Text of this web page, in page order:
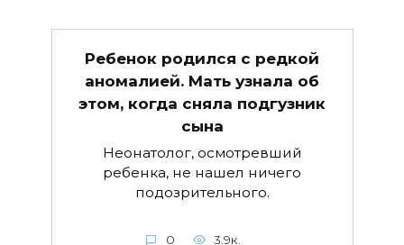
Ребенок родился с редкой
аномалией. Мать узнала об
этом, когда сняла подгузник
сына
Неонатолог, осмотревший
ребенка, не нашел ничего
подозрительного.
0 3.9к.